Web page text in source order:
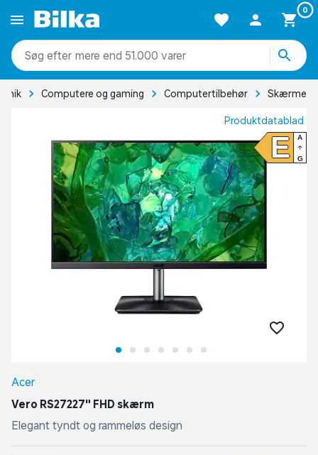
0
mere end 51.000 varer
Computere og gaming Computertilbehør Skærme
Produktdatablad
E A
G
Acer
Vero RS27227" FHD skærm
Elegant tyndt og rammeløs design